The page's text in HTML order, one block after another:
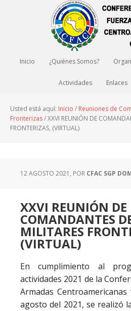
Inicio ¿Quiénes Somos?
Actividades Enlaces
Usted está aquí: Inicio / Reuniones de
Fronterizas/XXVI REUNIÓN DE
FRONTERIZAS, (VIRTUAL)
12 AGOSTO 2021 , POR CFAC SGP
XXVI REUNIÓN DE
COMANDANTES
MILITARES
(VIRTUAL)
En cumplimiento al
actividades 2021 de la
Armadas Centroamericanas
agosto del 2021, se realizó